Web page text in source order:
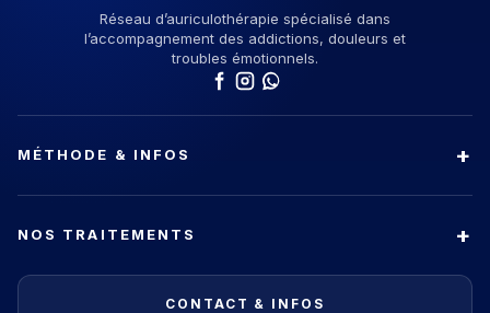
Réseau d’auriculothérapie spécialisé dans
l’accompagnement des addictions, douleurs et
troubles émotionnels.
MÉTHODE & INFOS
NOS TRAITEMENTS
CONTACT & INFOS